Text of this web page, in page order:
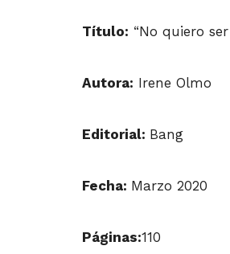
Título: “No quiero
Autora: Irene Olmo
Editorial: Bang
Fecha: Marzo 2020
Páginas:110